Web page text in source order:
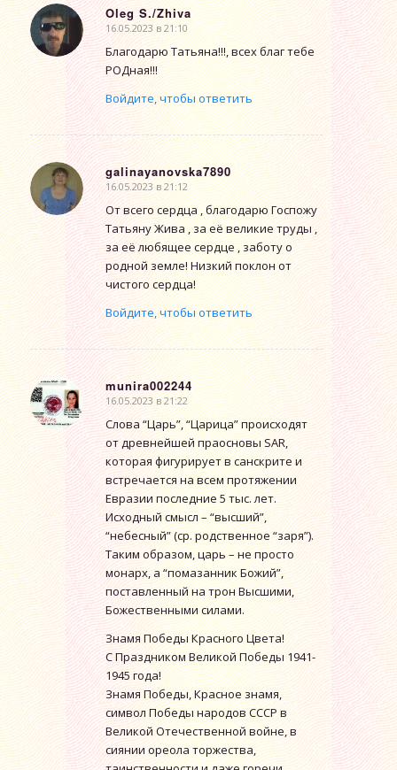
Oleg S./Zhiva
говорит:
16.05.2023 в 21:10
Благодарю Татьяна!!!, всех благ тебе
РОДная!!!
Войдите, чтобы ответить
galinayanovska7890
говорит:
16.05.2023 в 21:12
От всего сердца , благодарю Госпожу
Татьяну Жива , за её великие труды ,
за её любящее сердце , заботу о
родной земле! Низкий поклон от
чистого сердца!
Войдите, чтобы ответить
munira002244
говорит:
16.05.2023 в 21:22
Слова “Царь”, “Царица” происходят
от древнейшей праосновы SAR,
которая фигурирует в санскрите и
встречается на всем протяжении
Евразии последние 5 тыс. лет.
Исходный смысл – “высший”,
“небесный” (ср. родственное “заря”).
Таким образом, царь – не просто
монарх, а “помазанник Божий”,
поставленный на трон Высшими,
Божественными силами.
Знамя Победы Красного Цвета!
С Праздником Великой Победы 1941-
1945 года!
Знамя Победы, Красное знамя,
символ Победы народов СССР в
Великой Отечественной войне, в
сиянии ореола торжества,